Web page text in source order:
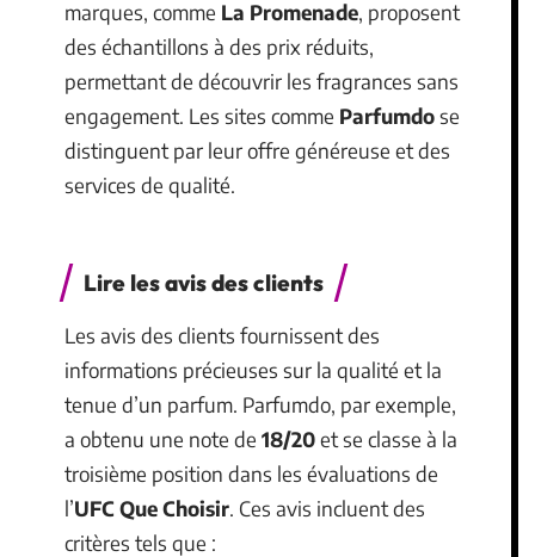
marques, comme La Promenade, proposent
des échantillons à des prix réduits,
permettant de découvrir les fragrances sans
engagement. Les sites comme Parfumdose
distinguent par leur offre généreuse et des
services de qualité.
Lire les avis des clients
Les avis des clients fournissent des
informations précieuses sur la qualité et la
tenue d’un parfum. Parfumdo, par exemple,
a obtenu une note de 18/20et se classe à la
troisième position dans les évaluations de
l’UFC Que Choisir. Ces avis incluent des
critères tels que :